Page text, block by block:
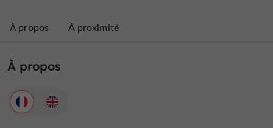
À propos À proximité
À propos